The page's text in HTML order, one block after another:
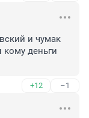
и чумак
деньги
+12 –1